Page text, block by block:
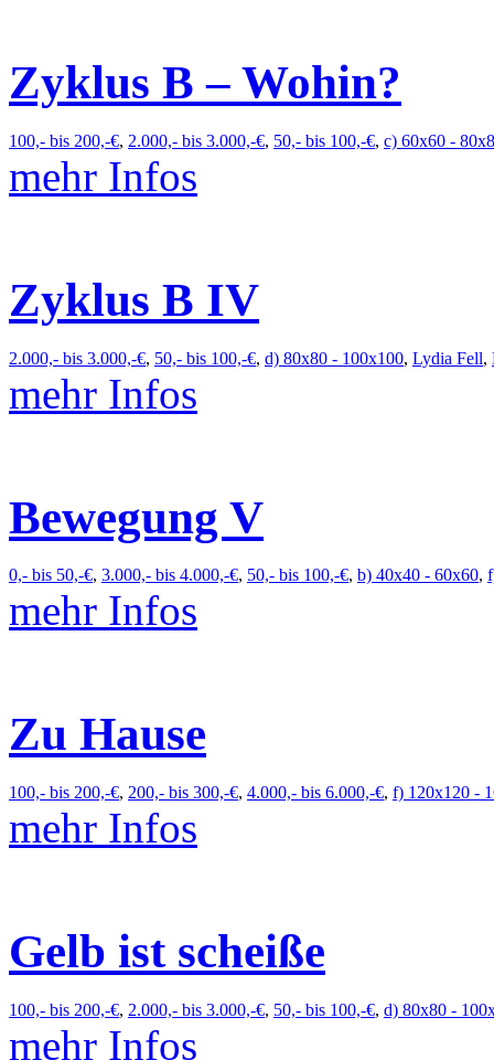
Zyklus B – Wohin?
100,- bis 200,-€, 2.000,- bis 3.000,-€, 50,- bis 100,-€, c) 60x60 -
mehr Infos
Zyklus B IV
2.000,- bis 3.000,-€, 50,- bis 100,-€, d) 80x80 - 100x100, Lydia Fell,
mehr Infos
Bewegung V
0,- bis 50,-€, 3.000,- bis 4.000,-€, 50,- bis 100,-€, b) 40x40 - 60x60,
mehr Infos
Zu Hause
100,- bis 200,-€, 200,- bis 300,-€, 4.000,- bis 6.000,-€, f) 120x120 -
mehr Infos
Gelb ist scheiße
100,- bis 200,-€, 2.000,- bis 3.000,-€, 50,- bis 100,-€, d) 80x80 -
mehr Infos